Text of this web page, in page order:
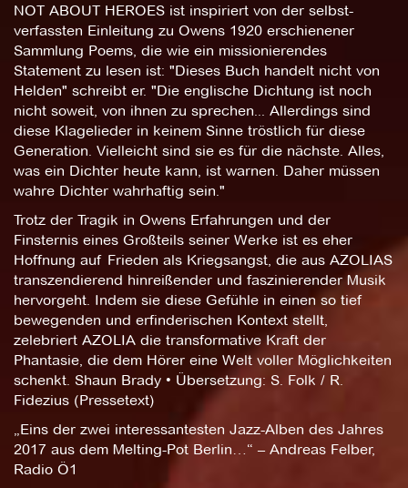
NOT ABOUT HEROES ist inspiriert von der selbst-
verfassten Einleitung zu Owens 1920 erschienener
Sammlung Poems, die wie ein missionierendes
Statement zu lesen ist: "Dieses Buch handelt nicht von
Helden" schreibt er. "Die englische Dichtung ist noch
nicht soweit, von ihnen zu sprechen... Allerdings sind
diese Klagelieder in keinem Sinne tröstlich für diese
Generation. Vielleicht sind sie es für die nächste. Alles,
was ein Dichter heute kann, ist warnen. Daher müssen
wahre Dichter wahrhaftig sein."
Trotz der Tragik in Owens Erfahrungen und der
Finsternis eines Großteils seiner Werke ist es eher
Hoffnung auf Frieden als Kriegsangst, die aus AZOLIAS
transzendierend hinreißender und faszinierender Musik
hervorgeht. Indem sie diese Gefühle in einen so tief
bewegenden und erfinderischen Kontext stellt,
zelebriert AZOLIA die transformative Kraft der
Phantasie, die dem Hörer eine Welt voller Möglichkeiten
schenkt. Shaun Brady • Übersetzung: S. Folk / R.
Fidezius (Pressetext)
„Eins der zwei interessantesten Jazz-Alben des Jahres
2017 aus dem Melting-Pot Berlin…“ – Andreas Felber,
Radio Ö1